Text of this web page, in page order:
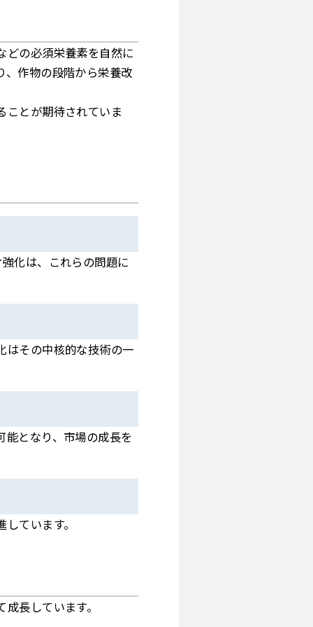
どの必須栄養素を自然に
、作物の段階から栄養改
ことが期待されていま
化は、これらの問題に
はその中核的な技術の一
となり、市場の成長を
ています。
長しています。